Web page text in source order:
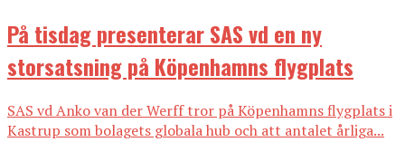
På tisdag presenterar SAS vd en ny
storsatsning på Köpenhamns flygplats
SAS vd Anko van der Werff tror på Köpenhamns flygplats i
Kastrup som bolagets globala hub och att antalet årliga...